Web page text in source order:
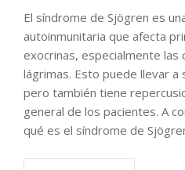
El síndrome de Sjögren es
autoinmunitaria que afecta
exocrinas, especialmente las
lágrimas. Esto puede llevar a
pero también tiene
general de los pacientes. A
qué es el síndrome de